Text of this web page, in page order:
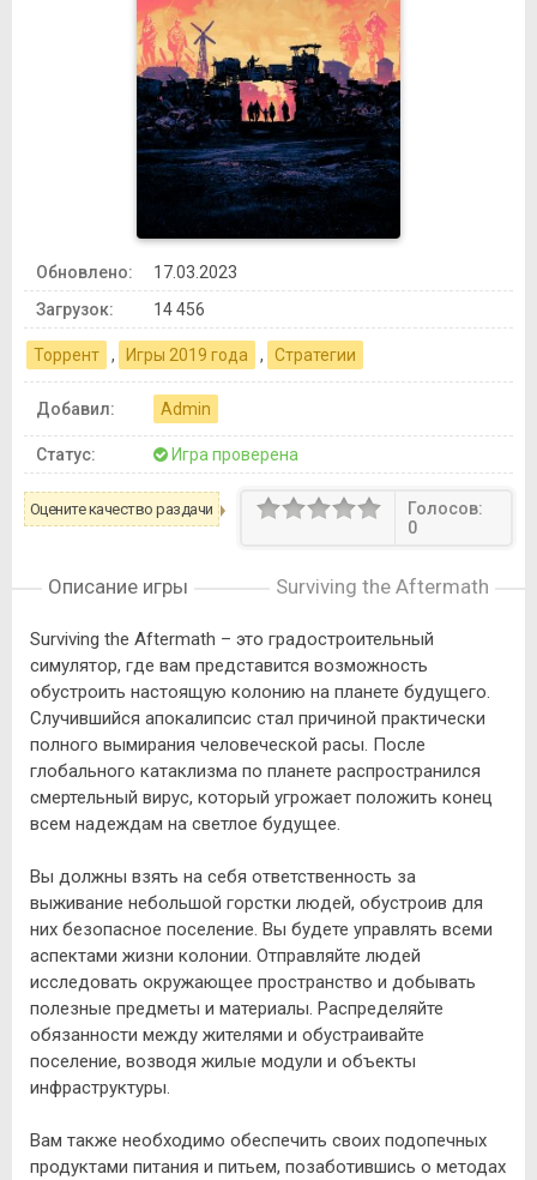
Обновлено:
17.03.2023
Загрузок:
14 456
Торрент , Игры 2019 года , Стратегии
Добавил: Admin
Статус: Игра проверена
Оцените качество раздачи
Голосов:
0
Описание игры Surviving the Aftermath
Surviving the Aftermath – это градостроительный
симулятор, где вам представится возможность
обустроить настоящую колонию на планете будущего.
Случившийся апокалипсис стал причиной практически
полного вымирания человеческой расы. После
глобального катаклизма по планете распространился
смертельный вирус, который угрожает положить конец
всем надеждам на светлое будущее.
Вы должны взять на себя ответственность за
выживание небольшой горстки людей, обустроив для
них безопасное поселение. Вы будете управлять всеми
аспектами жизни колонии. Отправляйте людей
исследовать окружающее пространство и добывать
полезные предметы и материалы. Распределяйте
обязанности между жителями и обустраивайте
поселение, возводя жилые модули и объекты
инфраструктуры.
Вам также необходимо обеспечить своих подопечных
продуктами питания и питьем, позаботившись о методах